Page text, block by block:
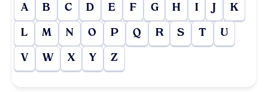
A B C D E F G H I J K
L M N O P Q R S T U
V W X Y Z